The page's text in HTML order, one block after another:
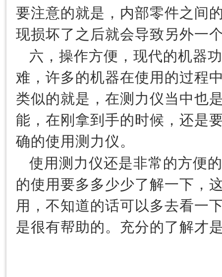
要注意的就是，内部零件之间
现损坏了之后就会导致另外一
六，操作方便，现代的机器
难，许多的机器在使用的过程
类似的就是，在测力仪当中也
能，在刚拿到手的时候，还是
确的使用测力仪。
使用测力仪还是非常的方便
的使用要多多少少了解一下，
用，不知道的话可以多去看一
是很有帮助的。充分的了解才